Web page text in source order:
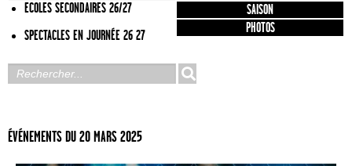
ECOLES SECONDAIRES 26/27
SPECTACLES EN JOURNÉE 26 27
SAISON
PHOTOS
ÉVÉNEMENTS DU 20 MARS 2025